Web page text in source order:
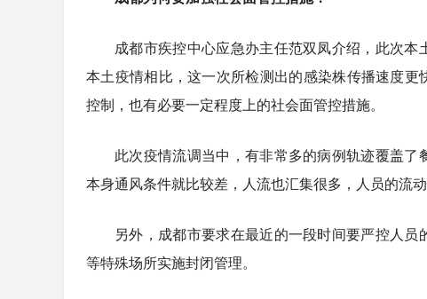
成都市疾控中心应急办主任范双凤介绍，此次
本土疫情相比，这一次所检测出的感染株传播速度
控制，也有必要一定程度上的社会面管控措施。
此次疫情流调当中，有非常多的病例轨迹覆盖了
本身通风条件就比较差，人流也汇集很多，人员的流
另外，成都市要求在最近的一段时间要严控人
等特殊场所实施封闭管理。